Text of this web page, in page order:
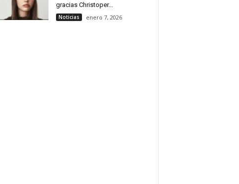
gracias Christoper...
Noticias enero 7, 2026